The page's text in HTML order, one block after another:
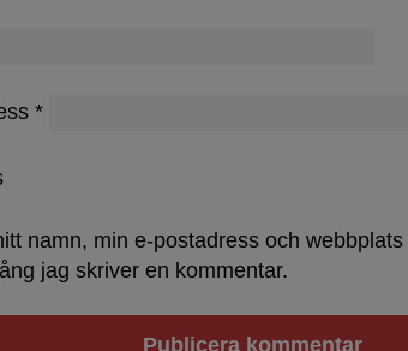
*
namn, min e-postadress och
jag skriver en kommentar.
Dammar av